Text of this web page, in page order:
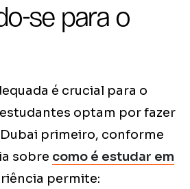
se para o
é crucial para o
optam por fazer
primeiro, conforme
sobre como é estudar em
permite: